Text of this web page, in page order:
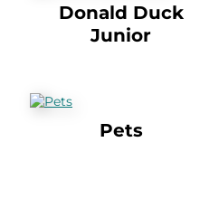
Donald Duck
Junior
Pets